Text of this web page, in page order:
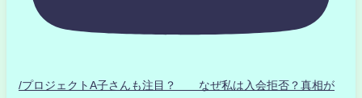
/プロジェクトA子さんも注目？ なぜ私は入会拒否？真相が